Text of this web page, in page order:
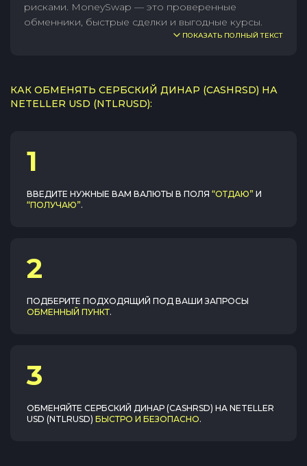
рисками. MoneySwap — это проверенные
обменники, быстрые сделки и выгодные курсы.
ПОКАЗАТЬ ПОЛНЫЙ ТЕКСТ
КАК ОБМЕНЯТЬ СЕРБСКИЙ ДИНАР (CASHRSD) НА
NETELLER USD (NTLRUSD):
1
ВВЕДИТЕ НУЖНЫЕ ВАМ ВАЛЮТЫ В ПОЛЯ “ОТДАЮ” И
“ПОЛУЧАЮ”.
2
ПОДБЕРИТЕ ПОДХОДЯЩИЙ ПОД ВАШИ ЗАПРОСЫ
ОБМЕННЫЙ ПУНКТ.
3
ОБМЕНЯЙТЕ СЕРБСКИЙ ДИНАР (CASHRSD) НА NETELLER
USD (NTLRUSD) БЫСТРО И БЕЗОПАСНО.